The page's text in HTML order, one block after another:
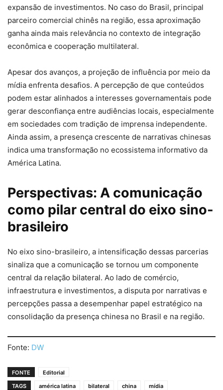
expansão de investimentos. No caso do Brasil, principal
parceiro comercial chinês na região, essa aproximação
ganha ainda mais relevância no contexto de integração
econômica e cooperação multilateral.
Apesar dos avanços, a projeção de influência por meio da
mídia enfrenta desafios. A percepção de que conteúdos
podem estar alinhados a interesses governamentais pode
gerar desconfiança entre audiências locais, especialmente
em sociedades com tradição de imprensa independente.
Ainda assim, a presença crescente de narrativas chinesas
indica uma transformação no ecossistema informativo da
América Latina.
Perspectivas: A comunicação
como pilar central do eixo sino-
brasileiro
No eixo sino-brasileiro, a intensificação dessas parcerias
sinaliza que a comunicação se tornou um componente
central da relação bilateral. Ao lado de comércio,
infraestrutura e investimentos, a disputa por narrativas e
percepções passa a desempenhar papel estratégico na
consolidação da presença chinesa no Brasil e na região.
Fonte: DW
FONTE
Editorial
TAGS
américa latina bilateral china mídia